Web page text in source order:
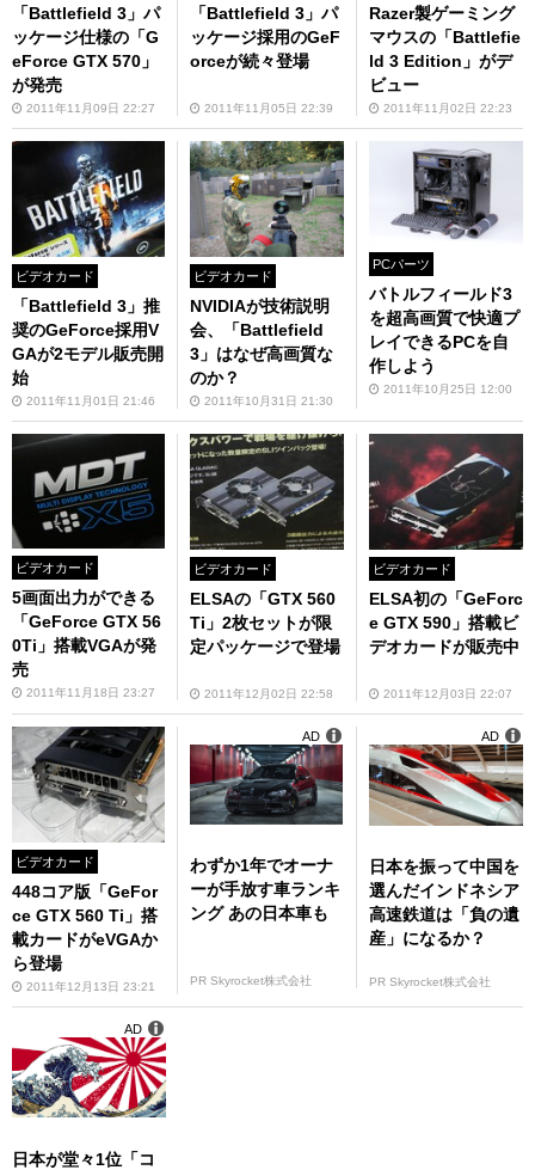
「Battlefield 3」パ
ッケージ仕様の「G
eForce GTX 570」
が発売
2011年11月09日 22:27
「Battlefield 3」パ
ッケージ採用のGeF
orceが続々登場
2011年11月05日 22:39
Razer製ゲーミング
マウスの「Battlefie
ld 3 Edition」がデ
ビュー
2011年11月02日 22:23
ビデオカード
「Battlefield 3」推
奨のGeForce採用V
GAが2モデル販売開
始
2011年11月01日 21:46
ビデオカード
NVIDIAが技術説明
会、「Battlefield
3」はなぜ高画質な
のか？
2011年10月31日 21:30
PCパーツ
バトルフィールド3
を超高画質で快適プ
レイできるPCを自
作しよう
2011年10月25日 12:00
ビデオカード
5画面出力ができる
「GeForce GTX 56
0Ti」搭載VGAが発
売
2011年11月18日 23:27
ビデオカード
ELSAの「GTX 560
Ti」2枚セットが限
定パッケージで登場
2011年12月02日 22:58
ビデオカード
ELSA初の「GeForc
e GTX 590」搭載ビ
デオカードが販売中
2011年12月03日 22:07
ビデオカード
448コア版「GeFor
ce GTX 560 Ti」搭
載カードがeVGAか
ら登場
2011年12月13日 23:21
わずか1年でオーナ
ーが手放す車ランキ
ング あの日本車も
PR Skyrocket株式会社
AD
日本を振って中国を
選んだインドネシア
高速鉄道は「負の遺
産」になるか？
PR Skyrocket株式会社
AD
日本が堂々1位「コ
AD